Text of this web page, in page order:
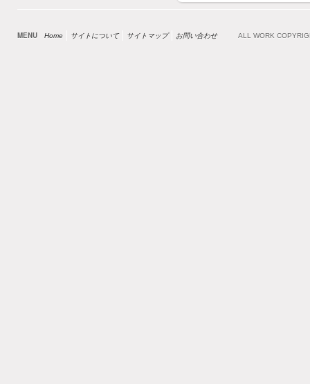
MENU Home サイトについて サイトマップ お問い合わせ ALL WORK